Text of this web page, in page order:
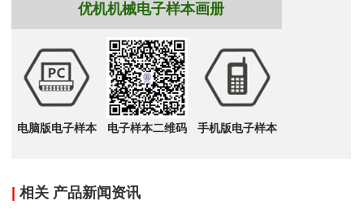
优机机械电子样本画册
电脑版电子样本 电子样本二维码 手机版电子样本
相关 产品新闻资讯